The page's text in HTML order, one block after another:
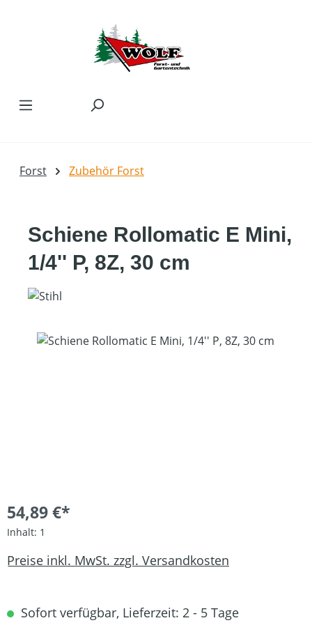
Forst Zubehör Forst
Schiene Rollomatic E Mini,
1/4'' P, 8Z, 30 cm
Bildergalerie überspringen
54,89 €*
Inhalt: 1
Preise inkl. MwSt. zzgl. Versandkosten
Sofort verfügbar, Lieferzeit: 2 - 5 Tage